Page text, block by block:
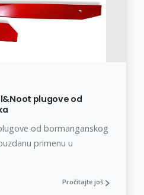
plugove od
od bormanganskog
primenu u
Pročitajte još